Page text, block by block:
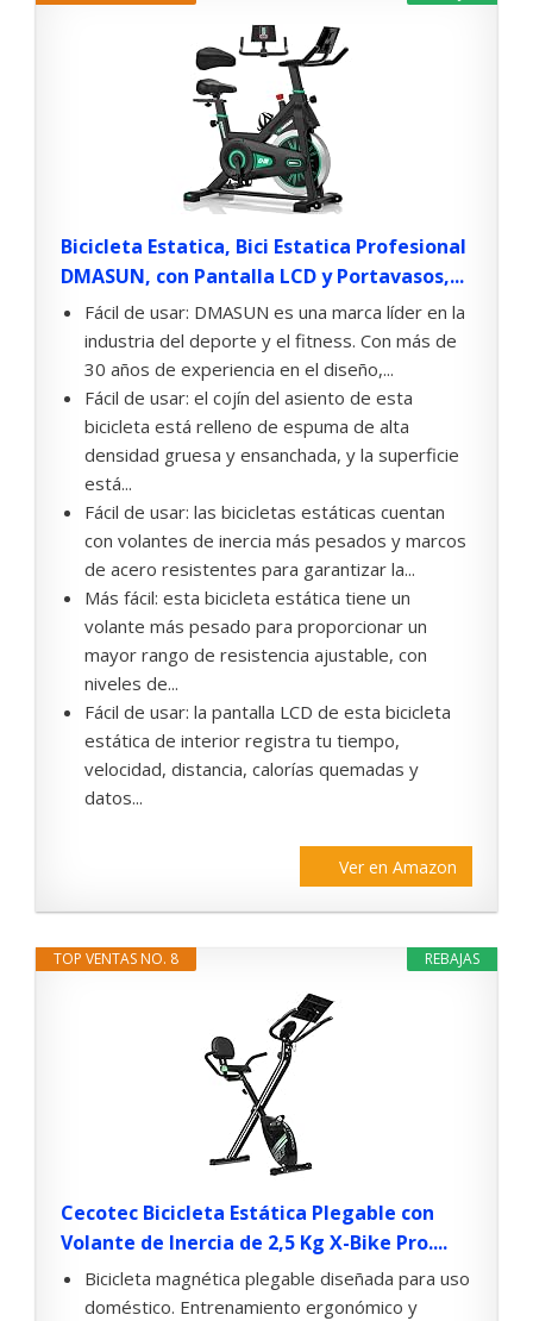
Bicicleta Estatica, Bici Estatica Profesional
DMASUN, con Pantalla LCD y Portavasos,...
Fácil de usar: DMASUN es una marca líder en la
industria del deporte y el fitness. Con más de
30 años de experiencia en el diseño,...
Fácil de usar: el cojín del asiento de esta
bicicleta está relleno de espuma de alta
densidad gruesa y ensanchada, y la superficie
está...
Fácil de usar: las bicicletas estáticas cuentan
con volantes de inercia más pesados y marcos
de acero resistentes para garantizar la...
Más fácil: esta bicicleta estática tiene un
volante más pesado para proporcionar un
mayor rango de resistencia ajustable, con
niveles de...
Fácil de usar: la pantalla LCD de esta bicicleta
estática de interior registra tu tiempo,
velocidad, distancia, calorías quemadas y
datos...
Ver en Amazon
REBAJAS
TOP VENTAS NO. 8
Cecotec Bicicleta Estática Plegable con
Volante de Inercia de 2,5 Kg X-Bike Pro....
Bicicleta magnética plegable diseñada para uso
doméstico. Entrenamiento ergonómico y